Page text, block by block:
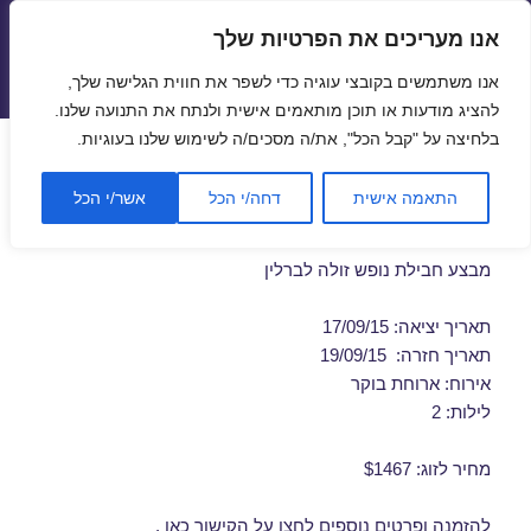
אנו מעריכים את הפרטיות שלך
אנו משתמשים בקובצי עוגיה כדי לשפר את חווית הגלישה שלך,
להציג מודעות או תוכן מותאמים אישית ולנתח את התנועה שלנו.
בלחיצה על "קבל הכל", את/ה מסכים/ה לשימוש שלנו בעוגיות.
התאמה אישית דחה/י הכל אשר/י הכל
תפריטים
ווידג'טים
חבילות נופש לברלין בספטמבר
17/09/2015
מבצע חבילת נופש זולה לברלין
תאריך יציאה: 17/09/15
תאריך חזרה: 19/09/15
אירוח: ארוחת בוקר
לילות: 2
מחיר לזוג: $1467
להזמנה ופרטים נוספים לחצו על הקישור כאן .